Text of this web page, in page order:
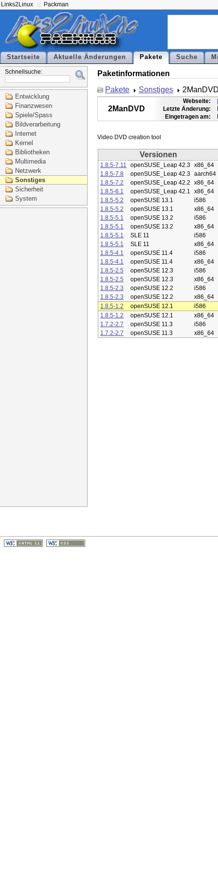
Links2Linux Packman
Startseite Aktuelle Änderungen Pakete Suche
Schnellsuche:
Entwicklung
Finanzwesen
Spiele/Spass
Bildverarbeitung
Internet
Kernel
Bibliotheken
Multimedia
Netzwerk
Sonstiges
Sicherheit
System
Paketinformationen
Pakete
Sonstiges
2ManDVD
Webseite:
Letzte Änderung:
Eingetragen am:
Versionen
1.8.5-7.11 openSUSE_Leap 42.3 x86_64
1.8.5-7.8
openSUSE_Leap 42.3 aarch64
1.8.5-7.2
openSUSE_Leap 42.2
x86_64
1.8.5-6.1
openSUSE_Leap 42.1
x86_64
1.8.5-5.2
openSUSE 13.1
i586
1.8.5-5.2
openSUSE 13.1
x86_64
1.8.5-5.1
openSUSE 13.2
i586
1.8.5-5.1
openSUSE 13.2
x86_64
1.8.5-5.1
SLE 11
i586
1.8.5-5.1
SLE 11
x86_64
1.8.5-4.1
openSUSE 11.4
i586
1.8.5-4.1
openSUSE 11.4
x86_64
1.8.5-2.5
openSUSE 12.3
i586
1.8.5-2.5
openSUSE 12.3
x86_64
1.8.5-2.3
openSUSE 12.2
i586
1.8.5-2.3
openSUSE 12.2
x86_64
1.8.5-1.2
openSUSE 12.1
i586
1.8.5-1.2
openSUSE 12.1
x86_64
1.7.2-2.7
openSUSE 11.3
i586
1.7.2-2.7
openSUSE 11.3 x86_64